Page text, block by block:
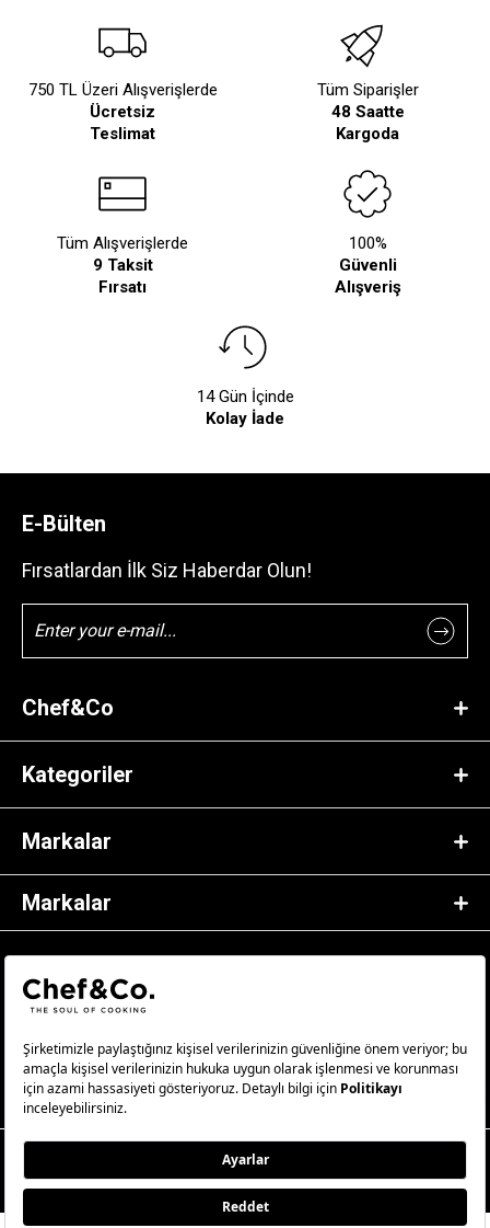
750 TL Üzeri Alışverişlerde
Ücretsiz
Teslimat
Tüm Siparişler
48 Saatte
Kargoda
Tüm Alışverişlerde
9 Taksit
Fırsatı
100%
Güvenli
Alışveriş
14 Gün İçinde
Kolay İade
E-Bülten
Fırsatlardan İlk Siz Haberdar Olun!
Chef&Co
Kategoriler
Markalar
Markalar
© 2023 Chef&Co